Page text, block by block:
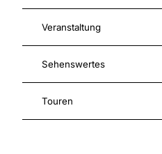
Veranstaltung
Sehenswertes
Touren